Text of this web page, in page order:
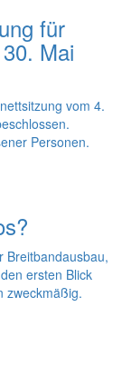
für
Mai
vom 4.
Personen.
Breitbandausbau,
ersten Blick
zweckmäßig.